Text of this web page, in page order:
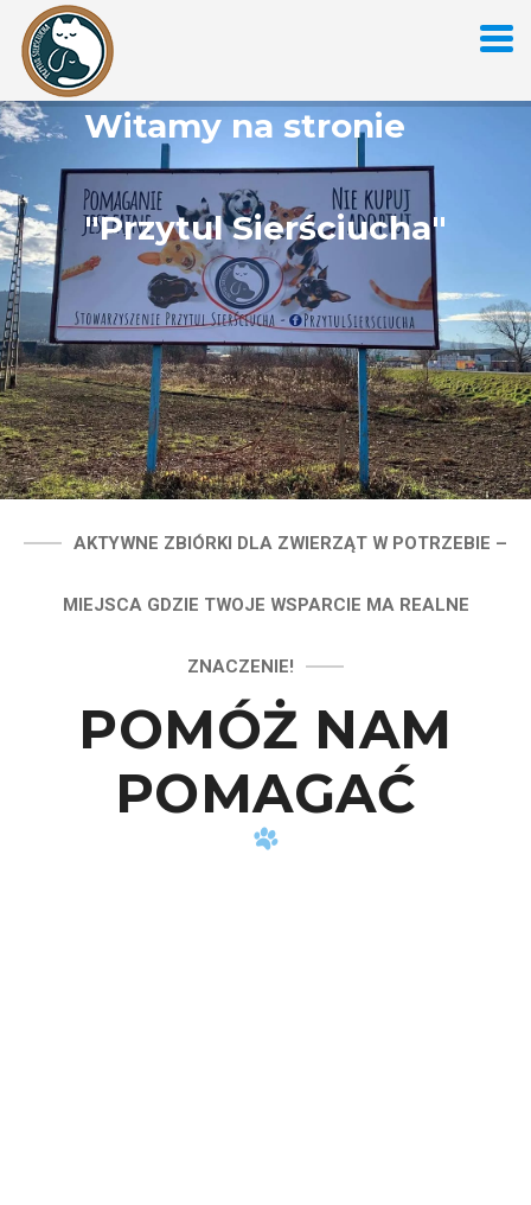
Witamy na stronie
"Przytul Sierściucha"
AKTYWNE ZBIÓRKI DLA ZWIERZĄT W POTRZEBIE –
MIEJSCA GDZIE TWOJE WSPARCIE MA REALNE
ZNACZENIE!
POMÓŻ NAM
POMAGAĆ